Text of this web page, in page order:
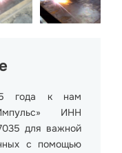
года к нам
ИНН
для важной
с помощью